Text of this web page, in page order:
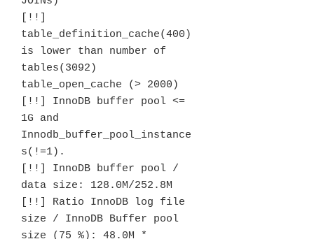
[!!]
table_definition_cache(400)
is lower than number of
tables(3092)
table_open_cache (> 2000)
[!!] InnoDB buffer pool <=
1G and
Innodb_buffer_pool_instance
s(!=1).
[!!] InnoDB buffer pool /
data size: 128.0M/252.8M
[!!] Ratio InnoDB log file
size / InnoDB Buffer pool
size (75 %): 48.0M *